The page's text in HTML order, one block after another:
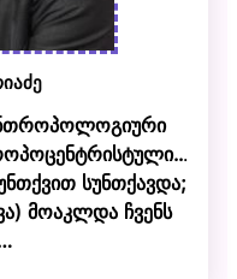
.
სუნთქავდა;
მოაკლდა ჩვენს